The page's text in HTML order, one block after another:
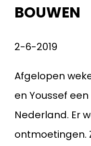
BOUWEN
2-6-2019
Afgelopen
en Youssef
Nederland. Er
ontmoetingen.